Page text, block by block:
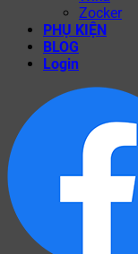
Zocker
PHỤ KIỆN
BLOG
Login